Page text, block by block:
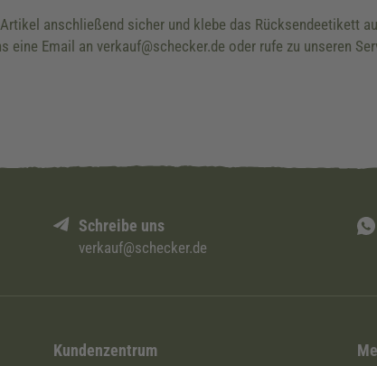
anschließend sicher und klebe das Rücksendeetikett
Email an verkauf@schecker.de oder rufe zu unseren
Schreibe uns
verkauf@schecker.de
Kundenzentrum